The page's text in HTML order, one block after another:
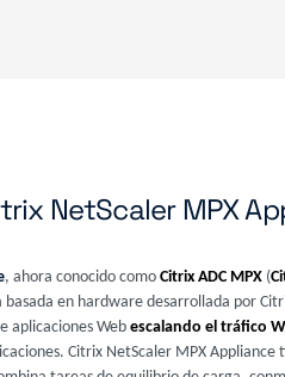
NetScaler MPX
, ahora conocido como Citrix ADC MPX (
basada en hardware desarrollada por
aplicaciones Web escalando el tráfico
Citrix NetScaler MPX